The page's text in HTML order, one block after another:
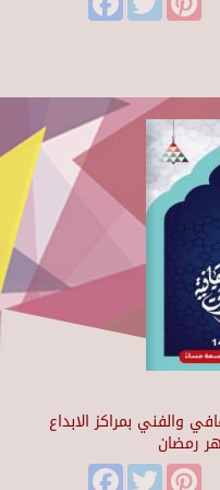
والفني بمراكز الابداع
رمضان
FacebookTwitter